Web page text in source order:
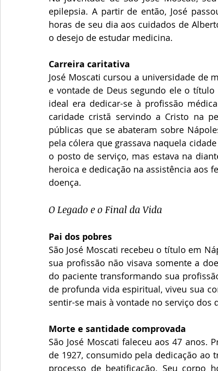
epilepsia. A partir de então, José
horas de seu dia aos cuidados de
o desejo de estudar medicina.
Carreira caritativa
José Moscati cursou a universidade de
e vontade de Deus segundo ele o
ideal era dedicar-se à profissão
caridade cristã servindo a Cristo na
públicas que se abateram sobre
pela cólera que grassava naquela
o posto de serviço, mas estava na
heroica e dedicação na assistência aos
doença.
O Legado e o Final da Vida
Pai dos pobres
São José Moscati recebeu o título em
sua profissão não visava somente a
do paciente transformando sua
de profunda vida espiritual, viveu sua
sentir-se mais à vontade no serviço dos
Morte e santidade comprovada
São José Moscati faleceu aos 47 anos.
de 1927, consumido pela dedicação
processo de beatificação. Seu corpo